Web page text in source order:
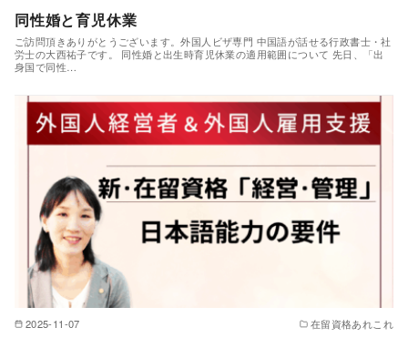
同性婚と育児休業
ご訪問頂きありがとうございます。外国人ビザ専門 中国語が話せる行政書士・社
労士の大西祐子です。 同性婚と出生時育児休業の適用範囲について 先日、「出
身国で同性…
2025-11-07 在留資格あれこれ